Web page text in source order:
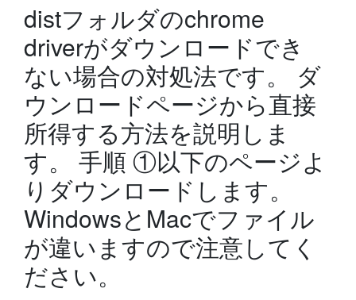
distフォルダのchrome
driverがダウンロードでき
ない場合の対処法です。 ダ
ウンロードページから直接
所得する方法を説明しま
す。 手順 ①以下のページよ
りダウンロードします。
WindowsとMacでファイル
が違いますので注意してく
ださい。